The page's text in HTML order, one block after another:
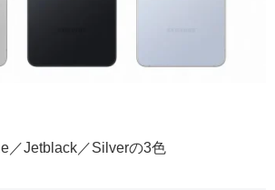
／Jetblack／Silverの3色